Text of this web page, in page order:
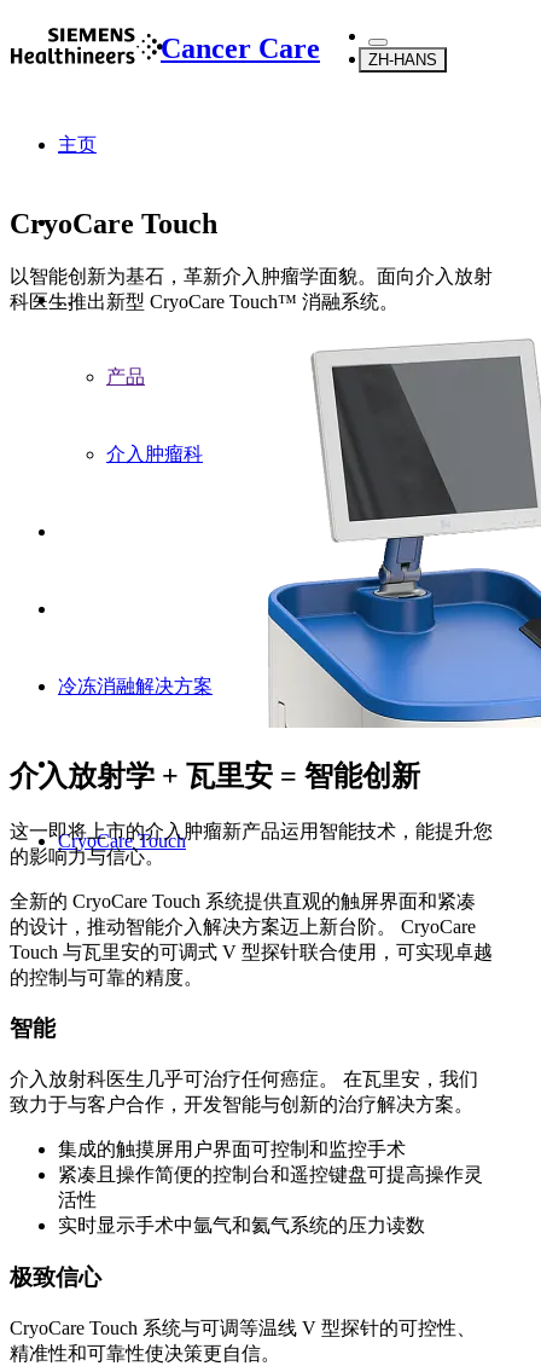
Cancer Care ZH-HANS
主页
...
产品
介入肿瘤科
冷冻消融解决方案
CryoCare Touch
CryoCare Touch
以智能创新为基石，革新介入肿瘤学面貌。面向介入放射
科医生推出新型 CryoCare Touch™ 消融系统。
介入放射学 + 瓦里安 = 智能创新
这一即将上市的介入肿瘤新产品运用智能技术，能提升您
的影响力与信心。
全新的 CryoCare Touch 系统提供直观的触屏界面和紧凑
的设计，推动智能介入解决方案迈上新台阶。 CryoCare
Touch 与瓦里安的可调式 V 型探针联合使用，可实现卓越
的控制与可靠的精度。
智能
介入放射科医生几乎可治疗任何癌症。 在瓦里安，我们
致力于与客户合作，开发智能与创新的治疗解决方案。
集成的触摸屏用户界面可控制和监控手术
紧凑且操作简便的控制台和遥控键盘可提高操作灵
活性
实时显示手术中氩气和氦气系统的压力读数
极致信心
CryoCare Touch 系统与可调等温线 V 型探针的可控性、
精准性和可靠性使决策更自信。